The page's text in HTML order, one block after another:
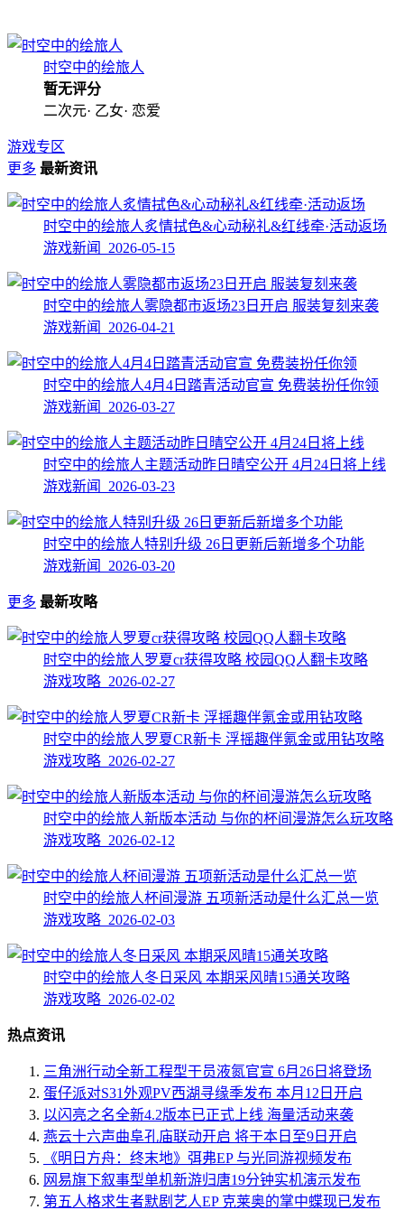
时空中的绘旅人
暂无评分
二次元· 乙女· 恋爱
游戏专区
更多 最新资讯
时空中的绘旅人炙情拭色&心动秘礼&红线牵·活动返场
游戏新闻 2026-05-15
时空中的绘旅人雾隐都市返场23日开启 服装复刻来袭
游戏新闻 2026-04-21
时空中的绘旅人4月4日踏青活动官宣 免费装扮任你领
游戏新闻 2026-03-27
时空中的绘旅人主题活动昨日晴空公开 4月24日将上线
游戏新闻 2026-03-23
时空中的绘旅人特别升级 26日更新后新增多个功能
游戏新闻 2026-03-20
更多 最新攻略
时空中的绘旅人罗夏cr获得攻略 校园QQ人翻卡攻略
游戏攻略 2026-02-27
时空中的绘旅人罗夏CR新卡 浮摇趣伴氪金或用钻攻略
游戏攻略 2026-02-27
时空中的绘旅人新版本活动 与你的杯间漫游怎么玩攻略
游戏攻略 2026-02-12
时空中的绘旅人杯间漫游 五项新活动是什么汇总一览
游戏攻略 2026-02-03
时空中的绘旅人冬日采风 本期采风晴15通关攻略
游戏攻略 2026-02-02
热点资讯
三角洲行动全新工程型干员液氮官宣 6月26日将登场
蛋仔派对S31外观PV西湖寻缘季发布 本月12日开启
以闪亮之名全新4.2版本已正式上线 海量活动来袭
燕云十六声曲阜孔庙联动开启 将于本日至9日开启
《明日方舟：终末地》弭弗EP 与光同游视频发布
网易旗下叙事型单机新游归唐19分钟实机演示发布
第五人格求生者默剧艺人EP 克莱奥的掌中蝶现已发布